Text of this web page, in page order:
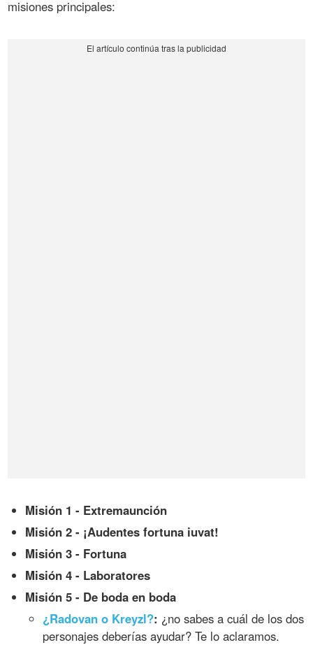
misiones principales:
Misión 1 - Extremaunción
Misión 2 - ¡Audentes fortuna iuvat!
Misión 3 - Fortuna
Misión 4 - Laboratores
Misión 5 - De boda en boda
¿Radovan o Kreyzl?: ¿no sabes a cuál de los dos
personajes deberías ayudar? Te lo aclaramos.